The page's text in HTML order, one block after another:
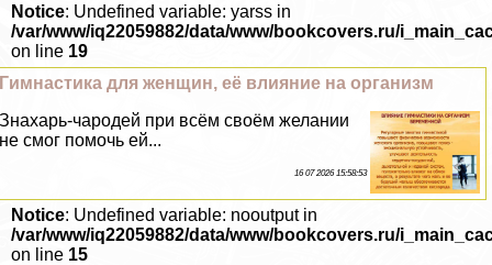
Notice: Undefined variable: yarss in
/var/www/iq22059882/data/www/bookcovers.ru/
on line 19
Гимнастика для женщин, её влияние на организм
Знахарь-чародей при всём своём желании
не смог помочь ей...
16 07 2026 15:58:53
Notice: Undefined variable: nooutput in
/var/www/iq22059882/data/www/bookcovers.ru/
on line 15